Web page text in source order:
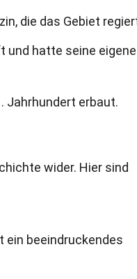
die das Gebiet
und hatte seine eigene
Jahrhundert erbaut.
wider. Hier sind
ein beeindruckendes